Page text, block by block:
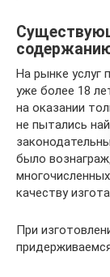
На рынке услуг
уже более 18
на оказании
не пытались
было
качеству
При